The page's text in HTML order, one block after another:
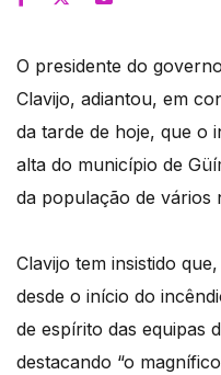
O presidente do
Clavijo, adiantou, em
da tarde de hoje, que o
alta do município de
da população de vários
Clavijo tem insistido
desde o início do
de espírito das equipas
destacando “o